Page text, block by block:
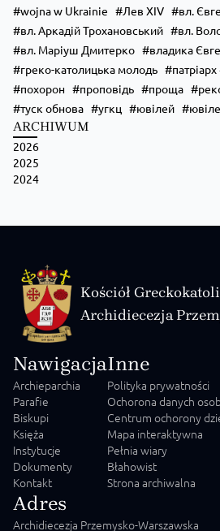
wojna w Ukrainie
Лев XIV
вл.
вл. Аркадій Трохановський
вл.
вл. Маріуш Дмитерко
владика
греко-католицька молодь
похорон
проповідь проща
туск обнова
угкц ювілей
ARCHIWUM
2026
2025
2024
Kościół
Archidiecezja
Nawigacja
Archieparchia
Parafie
Biskupi
Księża
Instytucje
Dokumenty
Kontakt
Inne
Polityka prywatności
Ochorona danych
Centrum ochorony
Mapa interaktywna
Pełnia wiary
Błahowist
Strona archiwalna
Adres
Archidiecezja Przemysko-Warszawska